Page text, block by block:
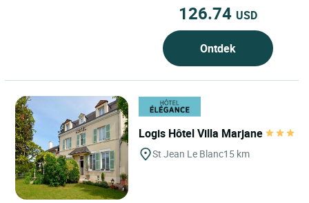
126.74 USD
Ontdek
Logis Hôtel Villa Marjane
St Jean Le Blanc15 km